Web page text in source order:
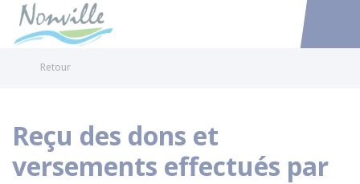
Accéder
Retour
Reçu des dons et
versements effectués par